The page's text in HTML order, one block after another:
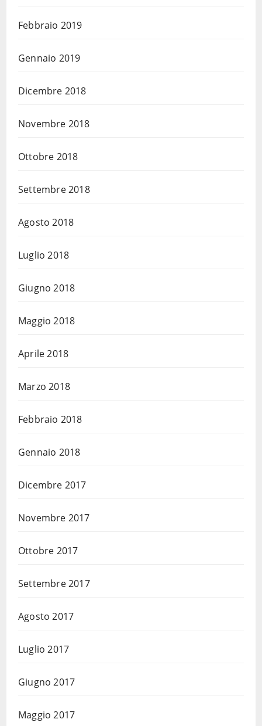
Febbraio 2019
Gennaio 2019
Dicembre 2018
Novembre 2018
Ottobre 2018
Settembre 2018
Agosto 2018
Luglio 2018
Giugno 2018
Maggio 2018
Aprile 2018
Marzo 2018
Febbraio 2018
Gennaio 2018
Dicembre 2017
Novembre 2017
Ottobre 2017
Settembre 2017
Agosto 2017
Luglio 2017
Giugno 2017
Maggio 2017